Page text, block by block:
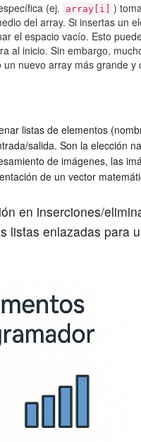
(ej. array[i]
)
del array. Si insertas un
el espacio vacío. Esto
al inicio. Sin embargo,
nuevo array más grande
listas de elementos
salida. Son la elección
de imágenes, las
de un vector
en inserciones/
listas enlazadas para